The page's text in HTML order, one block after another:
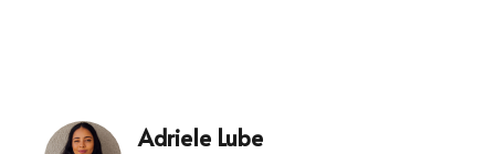
Adriele Lube